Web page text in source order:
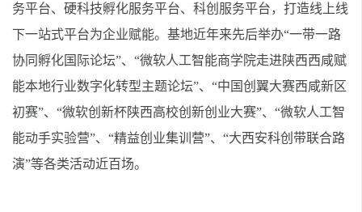
务平台、硬科技孵化服务平台、科创服务平台，打造线上线
下一站式平台为企业赋能。基地近年来先后举办“一带一路
协同孵化国际论坛”、“微软人工智能商学院走进陕西西咸赋
能本地行业数字化转型主题论坛”、“中国创翼大赛西咸新区
初赛”、“微软创新杯陕西高校创新创业大赛”、“微软人工智
能动手实验营”、“精益创业集训营”、“大西安科创带联合路
演”等各类活动近百场。